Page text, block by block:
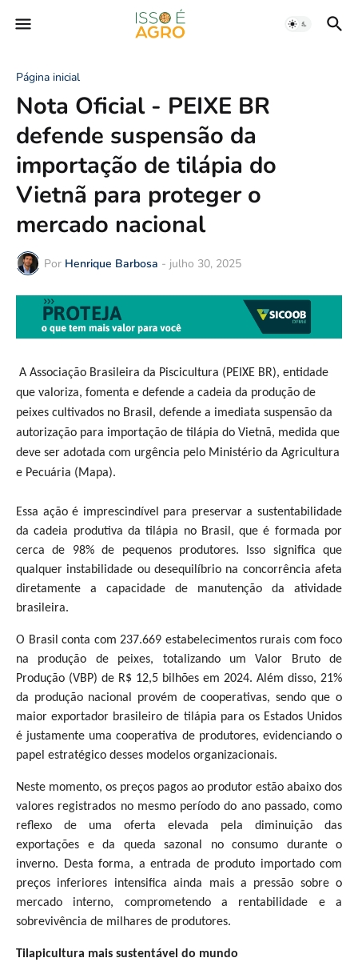
Página inicial
Nota Oficial - PEIXE BR
defende suspensão da
importação de tilápia do
Vietnã para proteger o
mercado nacional
Por Henrique Barbosa - julho 30, 2025
A Associação Brasileira da Piscicultura (PEIXE BR), entidade
que valoriza, fomenta e defende a cadeia da produção de
peixes cultivados no Brasil, defende a imediata suspensão da
autorização para importação de tilápia do Vietnã, medida que
deve ser adotada com urgência pelo Ministério da Agricultura
e Pecuária (Mapa).
Essa ação é imprescindível para preservar a sustentabilidade
da cadeia produtiva da tilápia no Brasil, que é formada por
cerca de 98% de pequenos produtores. Isso significa que
qualquer instabilidade ou desequilíbrio na concorrência afeta
diretamente a capacidade de manutenção da atividade
brasileira.
O Brasil conta com 237.669 estabelecimentos rurais com foco
na produção de peixes, totalizando um Valor Bruto de
Produção (VBP) de R$ 12,5 bilhões em 2024. Além disso, 21%
da produção nacional provém de cooperativas, sendo que o
maior exportador brasileiro de tilápia para os Estados Unidos
é justamente uma cooperativa de produtores, evidenciando o
papel estratégico desses modelos organizacionais.
Neste momento, os preços pagos ao produtor estão abaixo dos
valores registrados no mesmo período do ano passado, como
reflexo de uma oferta elevada pela diminuição das
exportações e da queda sazonal no consumo durante o
inverno. Desta forma, a entrada de produto importado com
preços inferiores intensifica ainda mais a pressão sobre o
mercado interno, comprometendo a rentabilidade e a
sobrevivência de milhares de produtores.
Tilapicultura mais sustentável do mundo